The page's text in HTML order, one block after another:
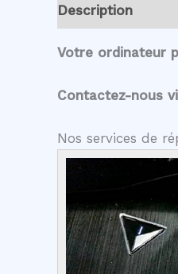
Description
Votre ordinateur
Contactez-nous
Nos services de